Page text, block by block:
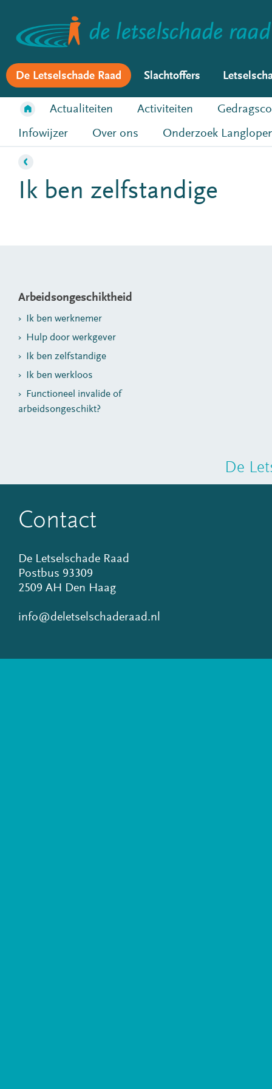
De Letselschade Raad Slachtoffers
Actualiteiten Activiteiten
Infowijzer
Over ons Onderzoek
Ik ben zelfstandige
Arbeidsongeschiktheid
Ik ben werknemer
Hulp door werkgever
Ik ben zelfstandige
Ik ben werkloos
Functioneel invalide of
arbeidsongeschikt?
De
Contact
De Letselschade Raad
Postbus 93309
2509 AH Den Haag
info@deletselschaderaad.nl